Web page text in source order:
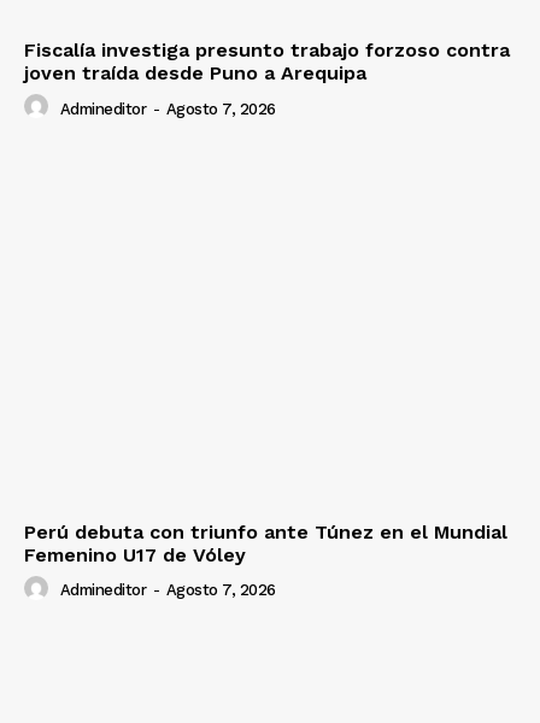
Diario los Andes
Nosotros
Fiscalía investiga presunto trabajo forzoso contra
joven traída desde Puno a Arequipa
Admineditor - Agosto 7, 2026
Perú debuta con triunfo ante Túnez en el Mundial
Femenino U17 de Vóley
Admineditor - Agosto 7, 2026